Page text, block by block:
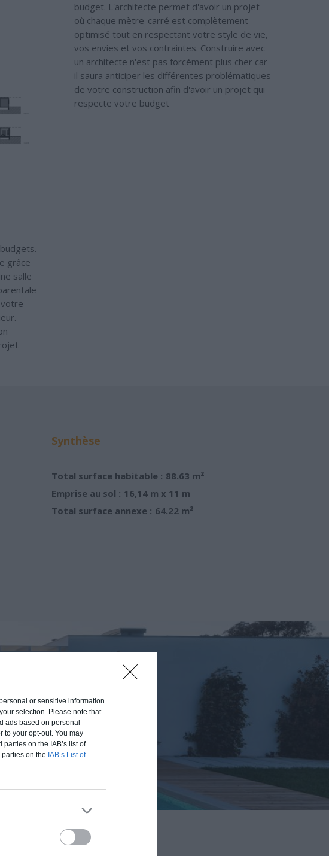
or sensitive information
selection. Please note that
ads based on personal
to your opt-out. You may
on the IAB’s list of
on the IAB’s List of
grâce
salle
budget. L'architecte permet d'avoir un projet
où chaque mètre-carré est complètement
optimisé tout en respectant votre style de vie,
vos envies et vos contraintes. Construire avec
un architecte n'est pas forcément plus cher car
il saura anticiper les différentes problématiques
de votre construction afin d'avoir un projet qui
respecte votre budget
Synthèse
Total surface habitable : 88.63 m²
Emprise au sol : 16,14 m x 11 m
Total surface annexe : 64.22 m²